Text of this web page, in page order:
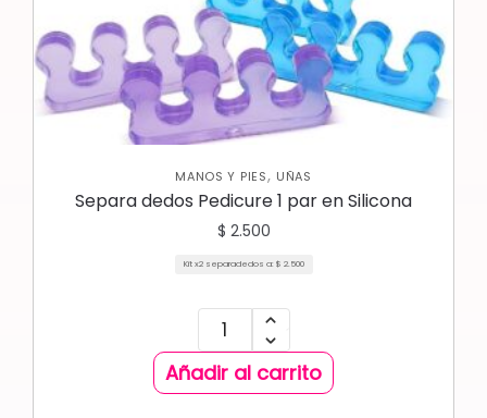
MANOS Y PIES, UÑAS
Separa dedos Pedicure 1 par en Silicona
$ 2.500
Kit x2 separadedos a: $ 2.500
Añadir al carrito